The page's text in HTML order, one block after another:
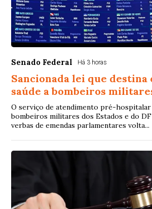
Senado Federal Há 3 horas
Sancionada lei que destina
saúde a bombeiros
O serviço de atendimento pré-
bombeiros militares dos Estados e do
verbas de emendas parlamentares volta...